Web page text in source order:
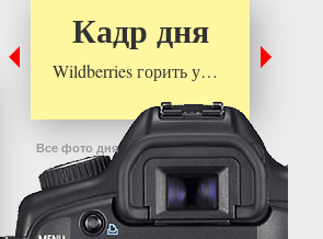
Кадр дня
Wildberries горить у…
Все фото дня